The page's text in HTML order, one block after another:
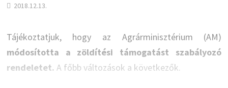
2018.12.13.
Tájékoztatjuk, hogy az Agrárminisztérium (AM)
módosította a zöldítési támogatást szabályozó
rendeletet. A főbb változások a következők.